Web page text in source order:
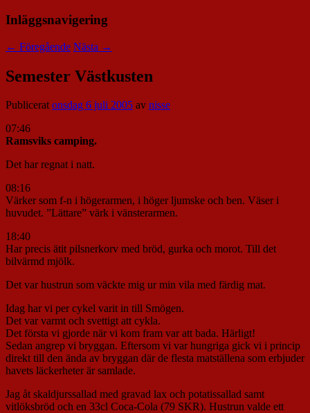
Inläggsnavigering
← Föregående Nästa →
Semester Västkusten
Publiceratonsdag 6 juli 2005 av nisse
07:46
Ramsviks camping.
Det har regnat i natt.
08:16
Värker som f-n i högerarmen, i höger ljumske och ben. Väser i
huvudet. ”Lättare” värk i vänsterarmen.
18:40
Har precis ätit pilsnerkorv med bröd, gurka och morot. Till det
bilvärmd mjölk.
Det var hustrun som väckte mig ur min vila med färdig mat.
Idag har vi per cykel varit in till Smögen.
Det var varmt och svettigt att cykla.
Det första vi gjorde när vi kom fram var att bada. Härligt!
Sedan angrep vi bryggan. Eftersom vi var hungriga gick vi i princip
direkt till den ända av bryggan där de flesta matställena som erbjuder
havets läckerheter är samlade.
Jag åt skaldjurssallad med gravad lax och potatissallad samt
vitlöksbröd och en 33cl Coca-Cola (79 SKR). Hustrun valde ett